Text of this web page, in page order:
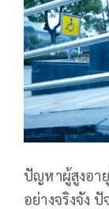
ปัญหาผู้สูงอา
อย่างจริงจัง